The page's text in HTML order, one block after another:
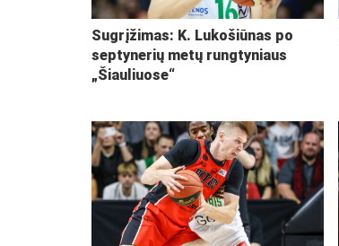
Sugrįžimas: K. Lukošiūnas po
septynerių metų rungtyniaus
„Šiauliuose“